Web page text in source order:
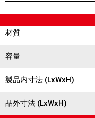
材質
容量
製品内寸法 (LxWxH)
品外寸法 (LxWxH)